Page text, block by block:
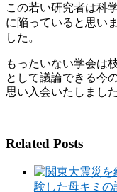
この若い研究者は科
に陥っていると思い
した。
もったいない学会は
として議論できる今
思い入会いたしました
Related Posts
験した母キミの